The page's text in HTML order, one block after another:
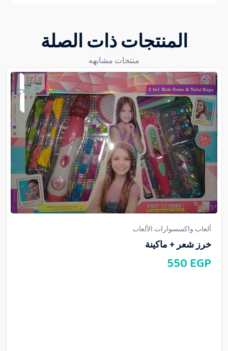
المنتجات ذات الصلة
منتجات مشابهه
ألعاب واكسسوارات الألعاب
خرز شعر + ماكينة
550 EGP